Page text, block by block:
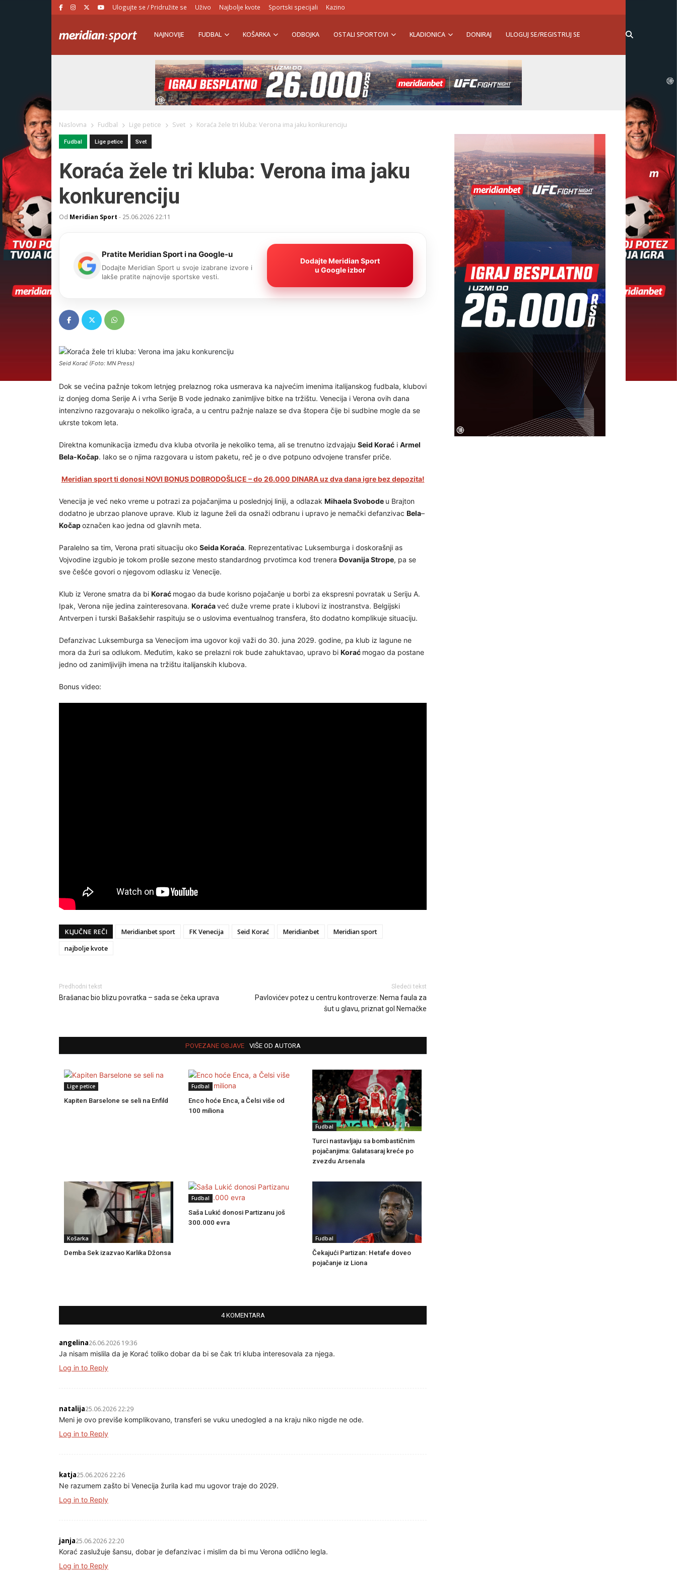
Ulogujte se / Pridružite se Uživo Najbolje kvote Sportski specijali Kazino
NAJNOVIJE FUDBAL KOŠARKA ODBOJKA OSTALI SPORTOVI KLADIONICA DONIRAJ ULOGUJ SE/REGISTRUJ SE
Naslovna Fudbal Lige petice Svet Koraća žele tri kluba: Verona ima jaku konkurenciju
Fudbal Lige petice Svet
Koraća žele tri kluba: Verona ima jaku
konkurenciju
Od Meridian Sport - 25.06.2026 22:11
Pratite Meridian Sport i na Google-u
Dodajte Meridian Sport u svoje izabrane izvore i
lakše pratite najnovije sportske vesti.
Dodajte Meridian Sport
u Google izbor
Seid Korać (Foto: MN Press)
Dok se većina pažnje tokom letnjeg prelaznog roka usmerava ka najvećim imenima italijanskog fudbala, klubovi
iz donjeg doma Serije A i vrha Serije B vode jednako zanimljive bitke na tržištu. Venecija i Verona ovih dana
intenzivno razgovaraju o nekoliko igrača, a u centru pažnje nalaze se dva štopera čije bi sudbine mogle da se
ukrste tokom leta.
Direktna komunikacija između dva kluba otvorila je nekoliko tema, ali se trenutno izdvajaju Seid Korać i Armel
Bela-Kočap. Iako se o njima razgovara u istom paketu, reč je o dve potpuno odvojene transfer priče.
Meridian sport ti donosi NOVI BONUS DOBRODOŠLICE – do 26.000 DINARA uz dva dana igre bez depozita!
Venecija je već neko vreme u potrazi za pojačanjima u poslednjoj liniji, a odlazak Mihaela Svobode u Brajton
dodatno je ubrzao planove uprave. Klub iz lagune želi da osnaži odbranu i upravo je nemački defanzivac Bela–
Kočapoznačen kao jedna od glavnih meta.
Paralelno sa tim, Verona prati situaciju oko Seida Koraća. Reprezentativac Luksemburga i doskorašnji as
Vojvodine izgubio je tokom prošle sezone mesto standardnog prvotimca kod treneraĐovanija Strope, pa se
sve češće govori o njegovom odlasku iz Venecije.
Klub iz Verone smatra da bi Korać mogao da bude korisno pojačanje u borbi za ekspresni povratak u Seriju A.
Ipak, Verona nije jedina zainteresovana. Koraćaveć duže vreme prate i klubovi iz inostranstva. Belgijski
Antverpen i turski Bašakšehir raspituju se o uslovima eventualnog transfera, što dodatno komplikuje situaciju.
Defanzivac Luksemburga sa Venecijom ima ugovor koji važi do 30. juna 2029. godine, pa klub iz lagune ne
mora da žuri sa odlukom. Međutim, kako se prelazni rok bude zahuktavao, upravo bi Korać mogao da postane
jedno od zanimljivijih imena na tržištu italijanskih klubova.
Bonus video:
KLJUČNE REČI Meridianbet sport FK Venecija Seid Korać Meridianbet
Meridian sport
najbolje kvote
Predhodni tekst
Brašanac bio blizu povratka – sada se čeka uprava
Sledeći tekst
Pavlovićev potez u centru kontroverze: Nema faula za
šut u glavu, priznat gol Nemačke
POVEZANE OBJAVE VIŠE OD AUTORA
Lige petice
Kapiten Barselone se seli na Enfild
Fudbal
Enco hoće Enca, a Čelsi više od
100 miliona
Fudbal
Turci nastavljaju sa bombastičnim
pojačanjima: Galatasaraj kreće po
zvezdu Arsenala
Košarka
Demba Sek izazvao Karlika Džonsa
Fudbal
Saša Lukić donosi Partizanu još
300.000 evra
Fudbal
Čekajući Partizan: Hetafe doveo
pojačanje iz Liona
4 KOMENTARA
angelina26.06.2026 19:36
Ja nisam mislila da je Korać toliko dobar da bi se čak tri kluba interesovala za njega.
Log in to Reply
natalija25.06.2026 22:29
Meni je ovo previše komplikovano, transferi se vuku unedogled a na kraju niko nigde ne ode.
Log in to Reply
katja25.06.2026 22:26
Ne razumem zašto bi Venecija žurila kad mu ugovor traje do 2029.
Log in to Reply
janja25.06.2026 22:20
Korać zaslužuje šansu, dobar je defanzivac i mislim da bi mu Verona odlično legla.
Log in to Reply